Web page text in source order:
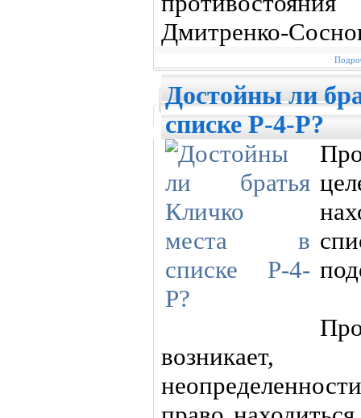
Дмитренко-
Достойны ли
списке Р-4-Р?
возникает,